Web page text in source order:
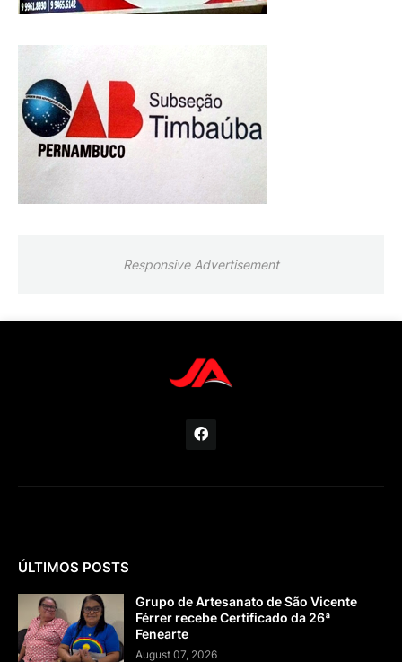
Responsive Advertisement
ÚLTIMOS POSTS
Grupo de Artesanato de São Vicente
Férrer recebe Certificado da 26ª
Fenearte
August 07, 2026